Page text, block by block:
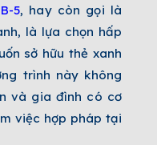
5, hay còn gọi là
là lựa chọn hấp
sở hữu thẻ xanh
trình này không
và gia đình có cơ
việc hợp pháp tại